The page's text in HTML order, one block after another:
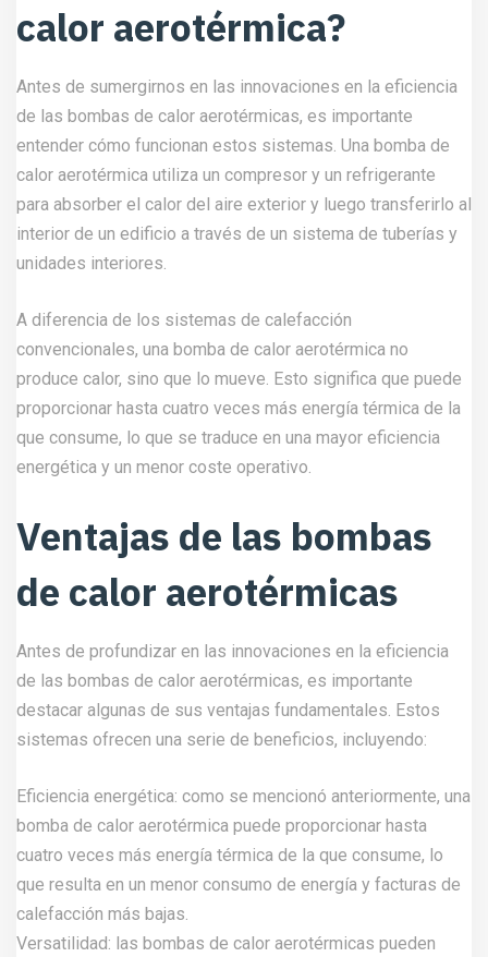
calor aerotérmica?
Antes de sumergirnos en las innovaciones en la eficiencia
de las bombas de calor aerotérmicas, es importante
entender cómo funcionan estos sistemas. Una bomba de
calor aerotérmica utiliza un compresor y un refrigerante
para absorber el calor del aire exterior y luego transferirlo al
interior de un edificio a través de un sistema de tuberías y
unidades interiores.
A diferencia de los sistemas de calefacción
convencionales, una bomba de calor aerotérmica no
produce calor, sino que lo mueve. Esto significa que puede
proporcionar hasta cuatro veces más energía térmica de la
que consume, lo que se traduce en una mayor eficiencia
energética y un menor coste operativo.
Ventajas de las bombas
de calor aerotérmicas
Antes de profundizar en las innovaciones en la eficiencia
de las bombas de calor aerotérmicas, es importante
destacar algunas de sus ventajas fundamentales. Estos
sistemas ofrecen una serie de beneficios, incluyendo:
Eficiencia energética: como se mencionó anteriormente, una
bomba de calor aerotérmica puede proporcionar hasta
cuatro veces más energía térmica de la que consume, lo
que resulta en un menor consumo de energía y facturas de
calefacción más bajas.
Versatilidad: las bombas de calor aerotérmicas pueden